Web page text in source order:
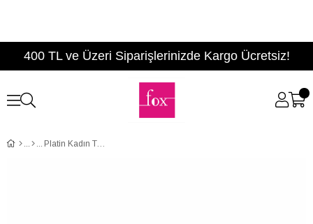
400 TL ve Üzeri Siparişlerinizde Kargo Ücretsiz!
Platin Kadın Topuklu Ayakkabı D340033114